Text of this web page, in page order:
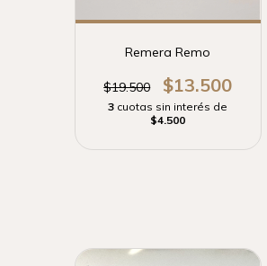
Remera Remo
$19.500 $13.500
3 cuotas sin interés de
$4.500